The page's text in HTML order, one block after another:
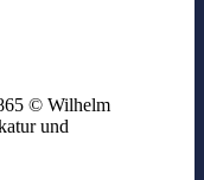
© Wilhelm
und